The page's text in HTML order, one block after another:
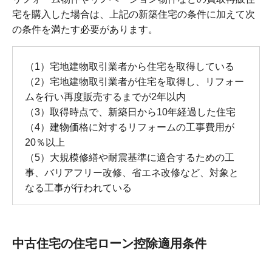
宅を購入した場合は、上記の新築住宅の条件に加えて次
の条件を満たす必要があります。
（1）宅地建物取引業者から住宅を取得している
（2）宅地建物取引業者が住宅を取得し、リフォー
ムを行い再度販売するまでが2年以内
（3）取得時点で、新築日から10年経過した住宅
（4）建物価格に対するリフォームの工事費用が
20％以上
（5）大規模修繕や耐震基準に適合するための工
事、バリアフリー改修、省エネ改修など、対象と
なる工事が行われている
中古住宅の住宅ローン控除適用条件